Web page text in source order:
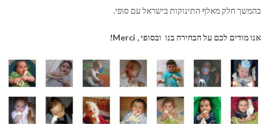
בהמשך חלק מאלף התינוקות בישראל עם סופי.
אנו מודים לכם על הבחירה בנו ובסופי , Merci!